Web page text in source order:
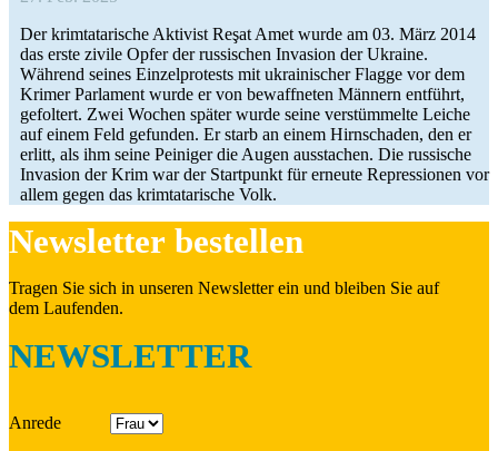
Der krim­ta­ta­ri­sche Akti­vist Reşat Amet wurde am 03. März 2014
das erste zivile Opfer der rus­si­schen Inva­sion der Ukraine.
Während seines Ein­zel­pro­tests mit ukrai­ni­scher Flagge vor dem
Krimer Par­la­ment wurde er von bewaff­ne­ten Männern ent­führt,
gefol­tert. Zwei Wochen später wurde seine ver­stüm­melte Leiche
auf einem Feld gefun­den. Er starb an einem Hirn­scha­den, den er
erlitt, als ihm seine Pei­ni­ger die Augen aus­sta­chen. Die rus­si­sche
Inva­sion der Krim war der Start­punkt für erneute Repres­sio­nen vor
allem gegen das krim­ta­ta­ri­sche Volk.
News­let­ter bestellen
Tragen Sie sich in unseren News­let­ter ein und bleiben Sie auf
dem Laufenden.
NEWSLETTER
Anrede